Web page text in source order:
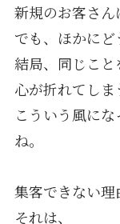
新規のお客さん
でも、ほかにど
結局、同じこ
心が折れてしま
こういう風に
ね。
集客できない理
それは、